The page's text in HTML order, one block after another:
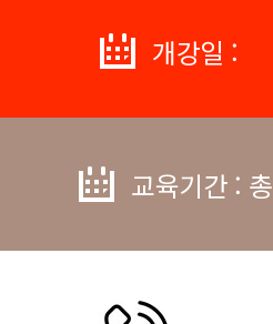
개강일 :
교육기간 : 총